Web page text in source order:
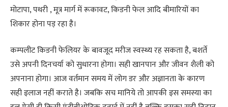
मोटापा, पथरी , मूत्र मार्ग में रूकावट, किडनी फेल आदि बीमारियों का
शिकार होना पड़ रहा है।
कम्पलीट किडनी फेलियर के बावजूद मरीज स्वस्थ्य रह सकता है, बशर्ते
उसे अपनी दिनचर्या को सुधारना होगा। सही खानपान और जीवन शैली को
अपनाना होगा। आज वर्तमान समय में लोग डर और अज्ञानता के कारण
सही इलाज नहीं कराते है। जबकि सच मानिये तो आपकी इस समस्या का